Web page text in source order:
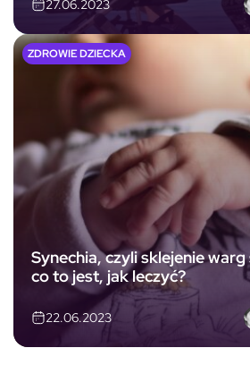
27.06.2023
Synechia, czyli sklejenie
co to jest, jak leczyć?
22.06.2023
ZDROWIE DZIECKA